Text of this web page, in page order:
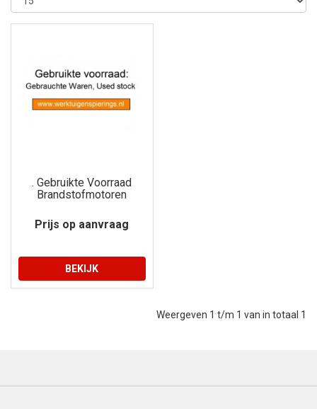
. Gebruikte Voorraad
Brandstofmotoren
Prijs op aanvraag
BEKIJK
Weergeven 1 t/m 1 van in totaal 1